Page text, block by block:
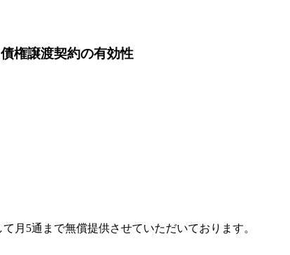
権譲渡契約の有効性
て月5通まで無償提供させていただいております。